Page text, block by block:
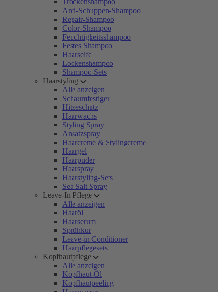
Trockenshampoo
Anti-Schuppen-Shampoo
Repair-Shampoo
Color-Shampoo
Feuchtigkeitsshampoo
Festes Shampoo
Haarseife
Lockenshampoo
Shampoo-Sets
Haarstyling
Alle anzeigen
Schaumfestiger
Hitzeschutz
Haarwachs
Styling Spray
Ansatzspray
Haarcreme & Stylingcreme
Haargel
Haarpuder
Haarspray
Haarstyling-Sets
Sea Salt Spray
Leave-In Pflege
Alle anzeigen
Haaröl
Haarserum
Sprühkur
Leave-in Conditioner
Haarpflegesets
Kopfhautpflege
Alle anzeigen
Kopfhaut-Öl
Kopfhautpeeling